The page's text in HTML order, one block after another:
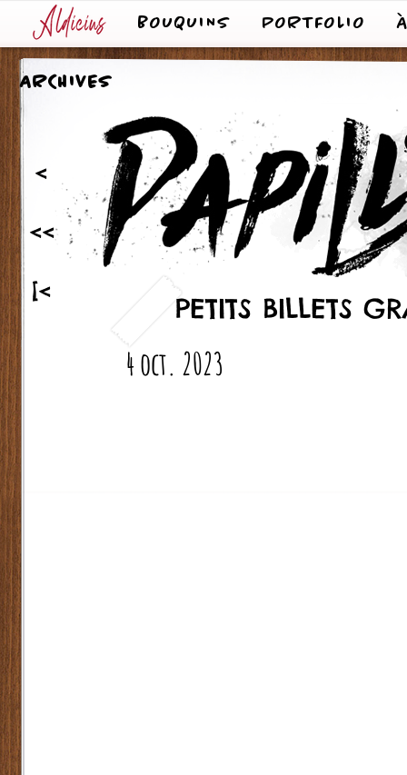
BOUQUINS PORTFOLIO
<
[<
<<
ARCHIVES
PETITS BILLETS
4 oct. 2023